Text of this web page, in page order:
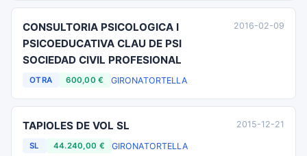
CONSULTORIA PSICOLOGICA I
PSICOEDUCATIVA CLAU DE PSI
SOCIEDAD CIVIL PROFESIONAL
OTRA 600,00 € GIRONATORTELLA
2016-02-09
TAPIOLES DE VOL SL
SL 44.240,00 € GIRONATORTELLA
2015-12-21